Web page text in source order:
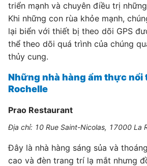
triển mạnh và chuyên điều trị
Khi những con rùa khỏe mạnh,
lại biển với thiết bị theo dõi GPS
thể theo dõi quá trình của chúng
thủy cung.
Những nhà hàng ẩm thực nổi
Rochelle
Prao Restaurant
Địa chỉ: 10 Rue Saint-Nicolas, 17000 La
Đây là nhà hàng sáng sủa và
cao và đèn trang trí lạ mắt nhưng